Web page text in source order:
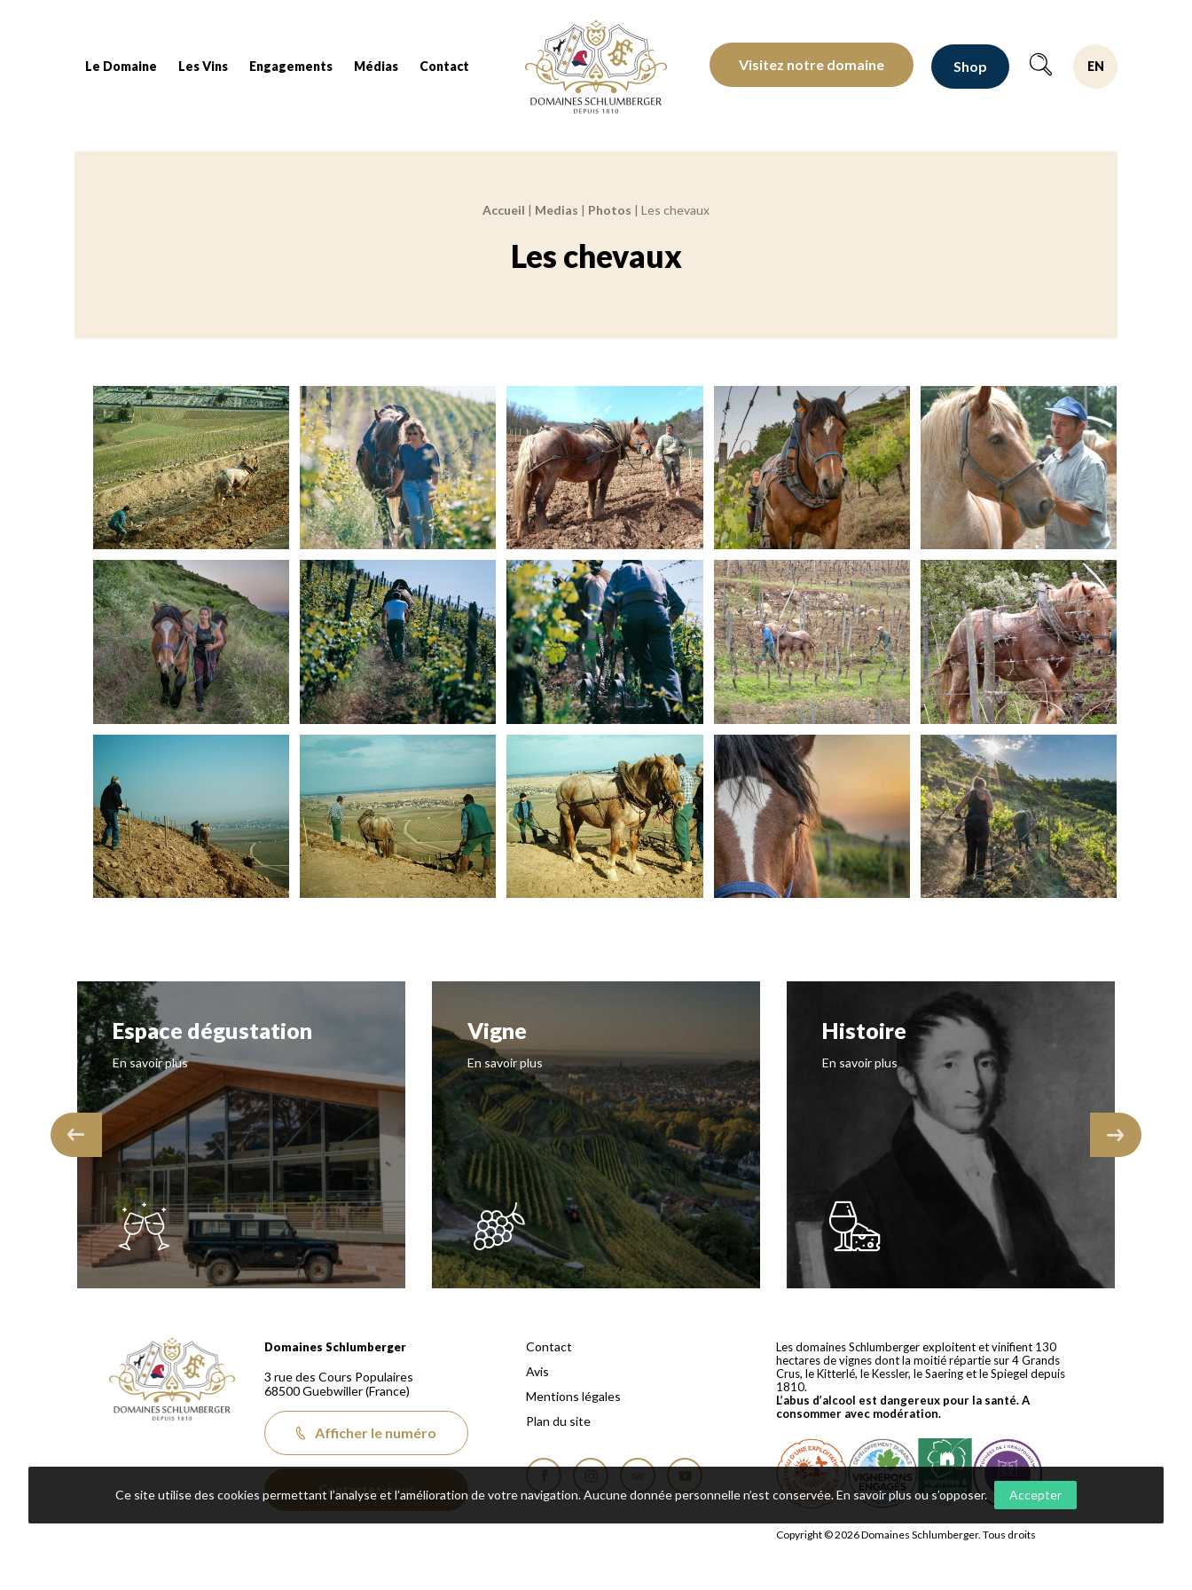
Le Domaine Les Vins Engagements Médias Contact
Domaines Schlumberger Vignerons 100% récoltants depuis 1810
Visitez notre domaine Shop EN
Accueil | Medias | Photos | Les chevaux
Les chevaux
Espace dégustation
En savoir plus
Vigne
En savoir plus
Histoire
En savoir plus
Domaines Schlumberger Vignerons 100% récoltants depuis 1810
Domaines Schlumberger
3 rue des Cours Populaires
68500Guebwiller(France)
Afficher le numéro
Contactez-nous
Contact
Avis
Mentions légales
Plan du site
FacebookInstagramTripadvisorYouTube
Les domaines Schlumberger exploitent et vinifient 130
hectares de vignes dont la moitié répartie sur 4 Grands
Crus, le Kitterlé, le Kessler, le Saering et le Spiegel depuis
1810.
L’abus d’alcool est dangereux pour la santé. A
consommer avec modération.
Copyright © 2026Domaines Schlumberger. Tous droits
Ce site utilise des cookies permettant l’analyse et l’amélioration de votre navigation. Aucune donnée personnelle n’est conservée.En savoir plus ou s’opposer. Accepter